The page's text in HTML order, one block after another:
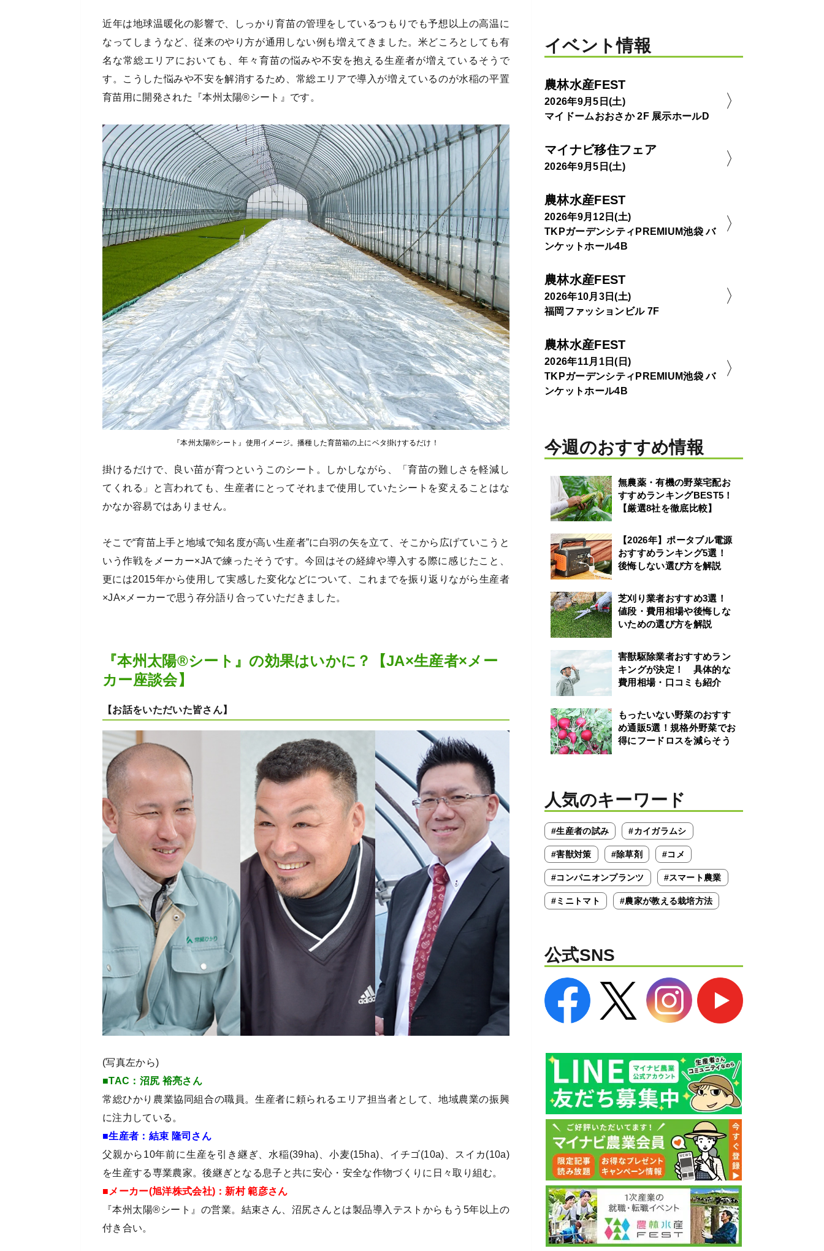
近年は地球温暖化の影響で、しっかり育苗の管理をしているつもりでも予想以上の高温に
なってしまうなど、従来のやり方が通用しない例も増えてきました。米どころとしても有
名な常総エリアにおいても、年々育苗の悩みや不安を抱える生産者が増えているそうで
す。こうした悩みや不安を解消するため、常総エリアで導入が増えているのが水稲の平置
育苗用に開発された『本州太陽®シート』です。
『本州太陽®シート』使用イメージ。播種した育苗箱の上にベタ掛けするだけ！
掛けるだけで、良い苗が育つというこのシート。しかしながら、「育苗の難しさを軽減し
てくれる」と言われても、生産者にとってそれまで使用していたシートを変えることはな
かなか容易ではありません。
そこで“育苗上手と地域で知名度が高い生産者”に白羽の矢を立て、そこから広げていこうと
いう作戦をメーカー×JAで練ったそうです。今回はその経緯や導入する際に感じたこと、
更には2015年から使用して実感した変化などについて、これまでを振り返りながら生産者
×JA×メーカーで思う存分語り合っていただきました。
『本州太陽®シート』の効果はいかに？【JA×生産者×メー
カー座談会】
【お話をいただいた皆さん】
(写真左から)
■TAC：沼尻 裕亮さん
常総ひかり農業協同組合の職員。生産者に頼られるエリア担当者として、地域農業の振興
に注力している。
■生産者：結束 隆司さん
父親から10年前に生産を引き継ぎ、水稲(39ha)、小麦(15ha)、イチゴ(10a)、スイカ(10a)
を生産する専業農家。後継ぎとなる息子と共に安心・安全な作物づくりに日々取り組む。
■メーカー(旭洋株式会社)：新村 範彦さん
『本州太陽®シート』の営業。結束さん、沼尻さんとは製品導入テストからもう5年以上の
付き合い。
イベント情報
農林水産FEST
2026年9月5日(土)
マイドームおおさか 2F 展示ホールD
マイナビ移住フェア
2026年9月5日(土)
農林水産FEST
2026年9月12日(土)
TKPガーデンシティPREMIUM池袋 バ
ンケットホール4B
農林水産FEST
2026年10月3日(土)
福岡ファッションビル 7F
農林水産FEST
2026年11月1日(日)
TKPガーデンシティPREMIUM池袋 バ
ンケットホール4B
今週のおすすめ情報
無農薬・有機の野菜宅配お
すすめランキングBEST5！
【厳選8社を徹底比較】
【2026年】ポータブル電源
おすすめランキング5選！
後悔しない選び方を解説
芝刈り業者おすすめ3選！
値段・費用相場や後悔しな
いための選び方を解説
害獣駆除業者おすすめラン
キングが決定！ 具体的な
費用相場・口コミも紹介
もったいない野菜のおすす
め通販5選！規格外野菜でお
得にフードロスを減らそう
人気のキーワード
#生産者の試み #カイガラムシ
#害獣対策 #除草剤 #コメ
#コンパニオンプランツ #スマート農業
#ミニトマト #農家が教える栽培方法
公式SNS